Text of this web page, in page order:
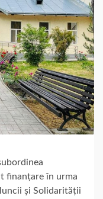
finanțare în urma
și Solidarității